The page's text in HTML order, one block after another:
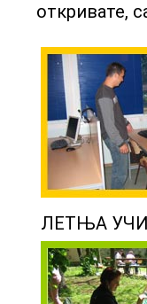
откривате,
ЛЕТЊА